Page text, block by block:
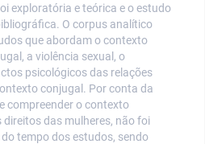
exploratória e teórica e o estudo
O corpus analítico
que abordam o contexto
a violência sexual, o
psicológicos das relações
conjugal. Por conta da
compreender o contexto
das mulheres, não foi
tempo dos estudos, sendo